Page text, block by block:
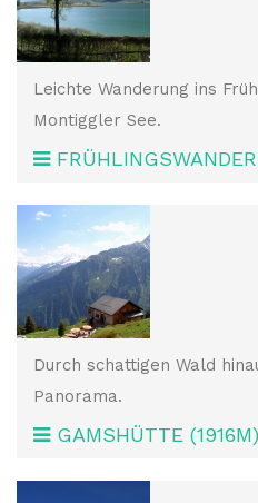
Leichte Wanderung ins
Montiggler See.
Durch schattigen Wald
Panorama.
GAMSHÜTTE